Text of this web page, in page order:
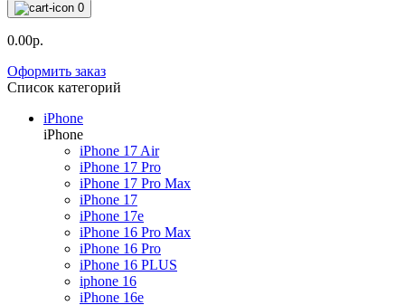
0
0.00р.
Оформить заказ
Список категорий
iPhone
iPhone
iPhone 17 Air
iPhone 17 Pro
iPhone 17 Pro Max
iPhone 17
iPhone 17e
iPhone 16 Pro Max
iPhone 16 Pro
iPhone 16 PLUS
iphone 16
iPhone 16e